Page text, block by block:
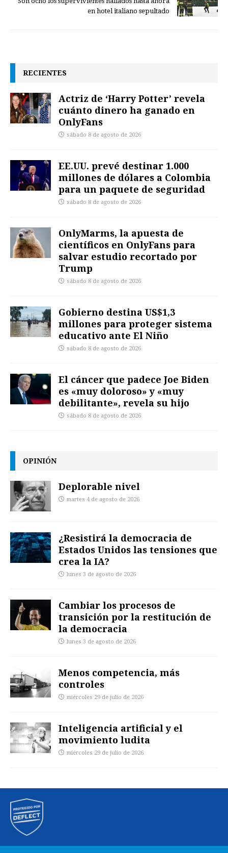
en hotel italiano sepultado
RECIENTES
Actriz de ‘Harry Potter’ revela
cuánto dinero ha ganado en
OnlyFans
sábado 8 de agosto de 2026
EE.UU. prevé destinar 1.000
millones de dólares a Colombia
para un paquete de seguridad
sábado 8 de agosto de 2026
OnlyMarms, la apuesta de
científicos en OnlyFans para
salvar estudio recortado por
Trump
sábado 8 de agosto de 2026
Gobierno destina US$1,3
millones para proteger sistema
educativo ante El Niño
sábado 8 de agosto de 2026
El cáncer que padece Joe Biden
es «muy doloroso» y «muy
debilitante», revela su hijo
sábado 8 de agosto de 2026
OPINIÓN
Deplorable nivel
martes 4 de agosto de 2026
¿Resistirá la democracia de
Estados Unidos las tensiones que
crea la IA?
lunes 3 de agosto de 2026
Cambiar los procesos de
transición por la restitución de
la democracia
lunes 3 de agosto de 2026
Menos competencia, más
controles
miércoles 29 de julio de 2026
Inteligencia artificial y el
movimiento ludita
miércoles 29 de julio de 2026